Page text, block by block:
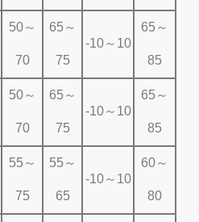
50～
70
65～
75
-10～10
65～
85
50～
70
65～
75
-10～10
65～
85
55～
75
55～
65
-10～10
60～
80